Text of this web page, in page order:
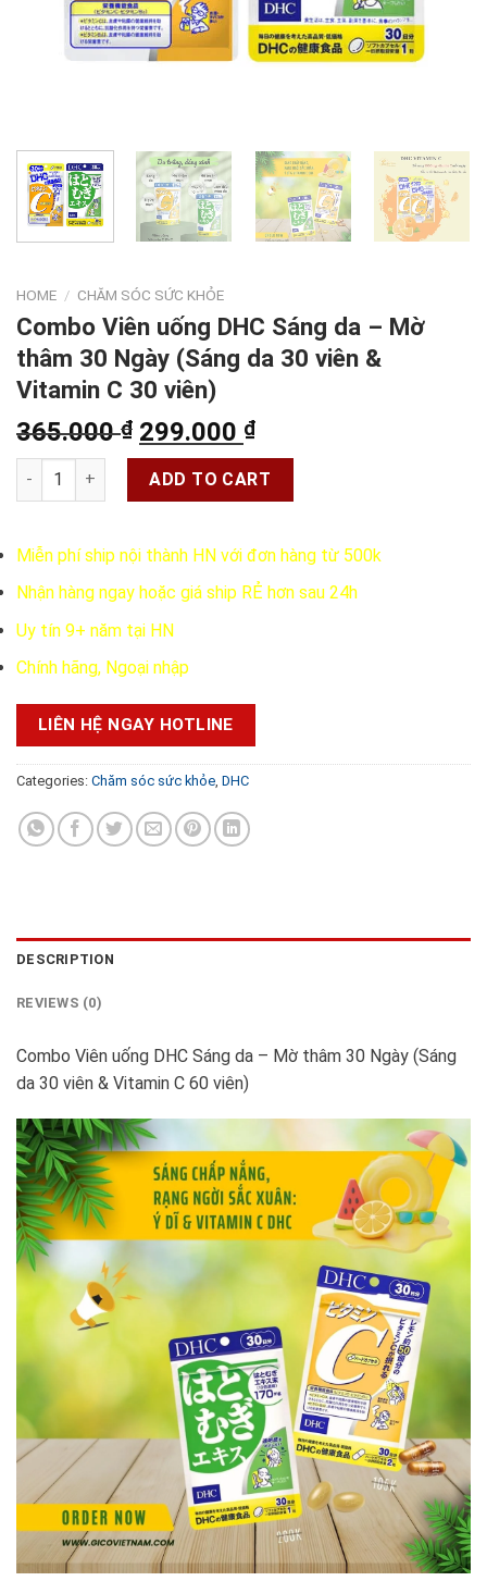
HOME / CHĂM SÓC SỨC KHỎE
Combo Viên uống DHC Sáng da – Mờ
thâm 30 Ngày (Sáng da 30 viên &
Vitamin C 30 viên)
365.000₫ Original
price
was:
365.000 ₫.
299.000 ₫Current
price
is:
299.000 ₫.
Combo Viên uống DHC Sáng da - Mờ thâm 30 Ngày (Sáng da
ADD TO CART
Miễn phí ship nội thành HN với đơn hàng từ 500k
Nhận hàng ngay hoặc giá ship RẺ hơn sau 24h
Uy tín 9+ năm tại HN
Chính hãng, Ngoại nhập
LIÊN HỆ NGAY HOTLINE
Categories: Chăm sóc sức khỏe DHC
DESCRIPTION
REVIEWS (0)
Combo Viên uống DHC Sáng da – Mờ thâm 30 Ngày (Sáng
da 30 viên & Vitamin C 60 viên)